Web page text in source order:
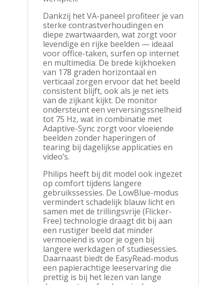
Dankzij het VA-paneel profiteer je van
sterke contrastverhoudingen en
diepe zwartwaarden, wat zorgt voor
levendige en rijke beelden — ideaal
voor office-taken, surfen op internet
en multimedia. De brede kijkhoeken
van 178 graden horizontaal en
verticaal zorgen ervoor dat het beeld
consistent blijft, ook als je net iets
van de zijkant kijkt. De monitor
ondersteunt een verversingssnelheid
tot 75 Hz, wat in combinatie met
Adaptive-Sync zorgt voor vloeiende
beelden zonder haperingen of
tearing bij dagelijkse applicaties en
video’s.
Philips heeft bij dit model ook ingezet
op comfort tijdens langere
gebruikssessies. De LowBlue-modus
vermindert schadelijk blauw licht en
samen met de trillingsvrije (Flicker-
Free) technologie draagt dit bij aan
een rustiger beeld dat minder
vermoeiend is voor je ogen bij
langere werkdagen of studiesessies.
Daarnaast biedt de EasyRead-modus
een papierachtige leeservaring die
prettig is bij het lezen van lange